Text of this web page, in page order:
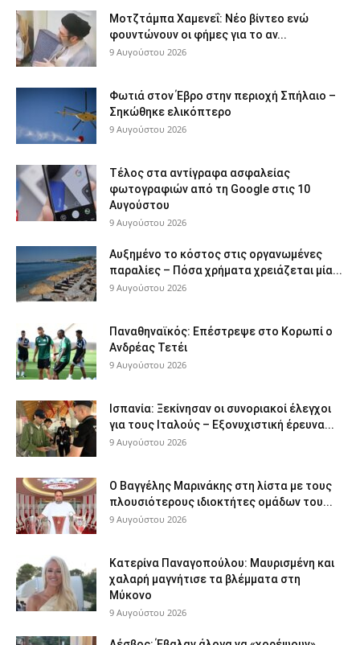
Μοτζτάμπα Χαμενεΐ: Νέο βίντεο ενώ
φουντώνουν οι φήμες για το αν...
9 Αυγούστου 2026
Φωτιά στον Έβρο στην περιοχή Σπήλαιο –
Σηκώθηκε ελικόπτερο
9 Αυγούστου 2026
Τέλος στα αντίγραφα ασφαλείας
φωτογραφιών από τη Google στις 10
Αυγούστου
9 Αυγούστου 2026
Αυξημένο το κόστος στις οργανωμένες
παραλίες – Πόσα χρήματα χρειάζεται μία...
9 Αυγούστου 2026
Παναθηναϊκός: Επέστρεψε στο Κορωπί ο
Ανδρέας Τετέι
9 Αυγούστου 2026
Ισπανία: Ξεκίνησαν οι συνοριακοί έλεγχοι
για τους Ιταλούς – Εξονυχιστική έρευνα...
9 Αυγούστου 2026
Ο Βαγγέλης Μαρινάκης στη λίστα με τους
πλουσιότερους ιδιοκτήτες ομάδων του...
9 Αυγούστου 2026
Κατερίνα Παναγοπούλου: Μαυρισμένη και
χαλαρή μαγνήτισε τα βλέμματα στη
Μύκονο
9 Αυγούστου 2026